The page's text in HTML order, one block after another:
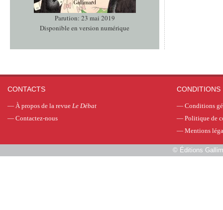
Parution: 23 mai 2019
Disponible en version numérique
CONTACTS
— À propos de la revue Le Débat
— Contactez-nous
CONDITIONS
— Conditions
— Politique de
— Mentions
© Éditions